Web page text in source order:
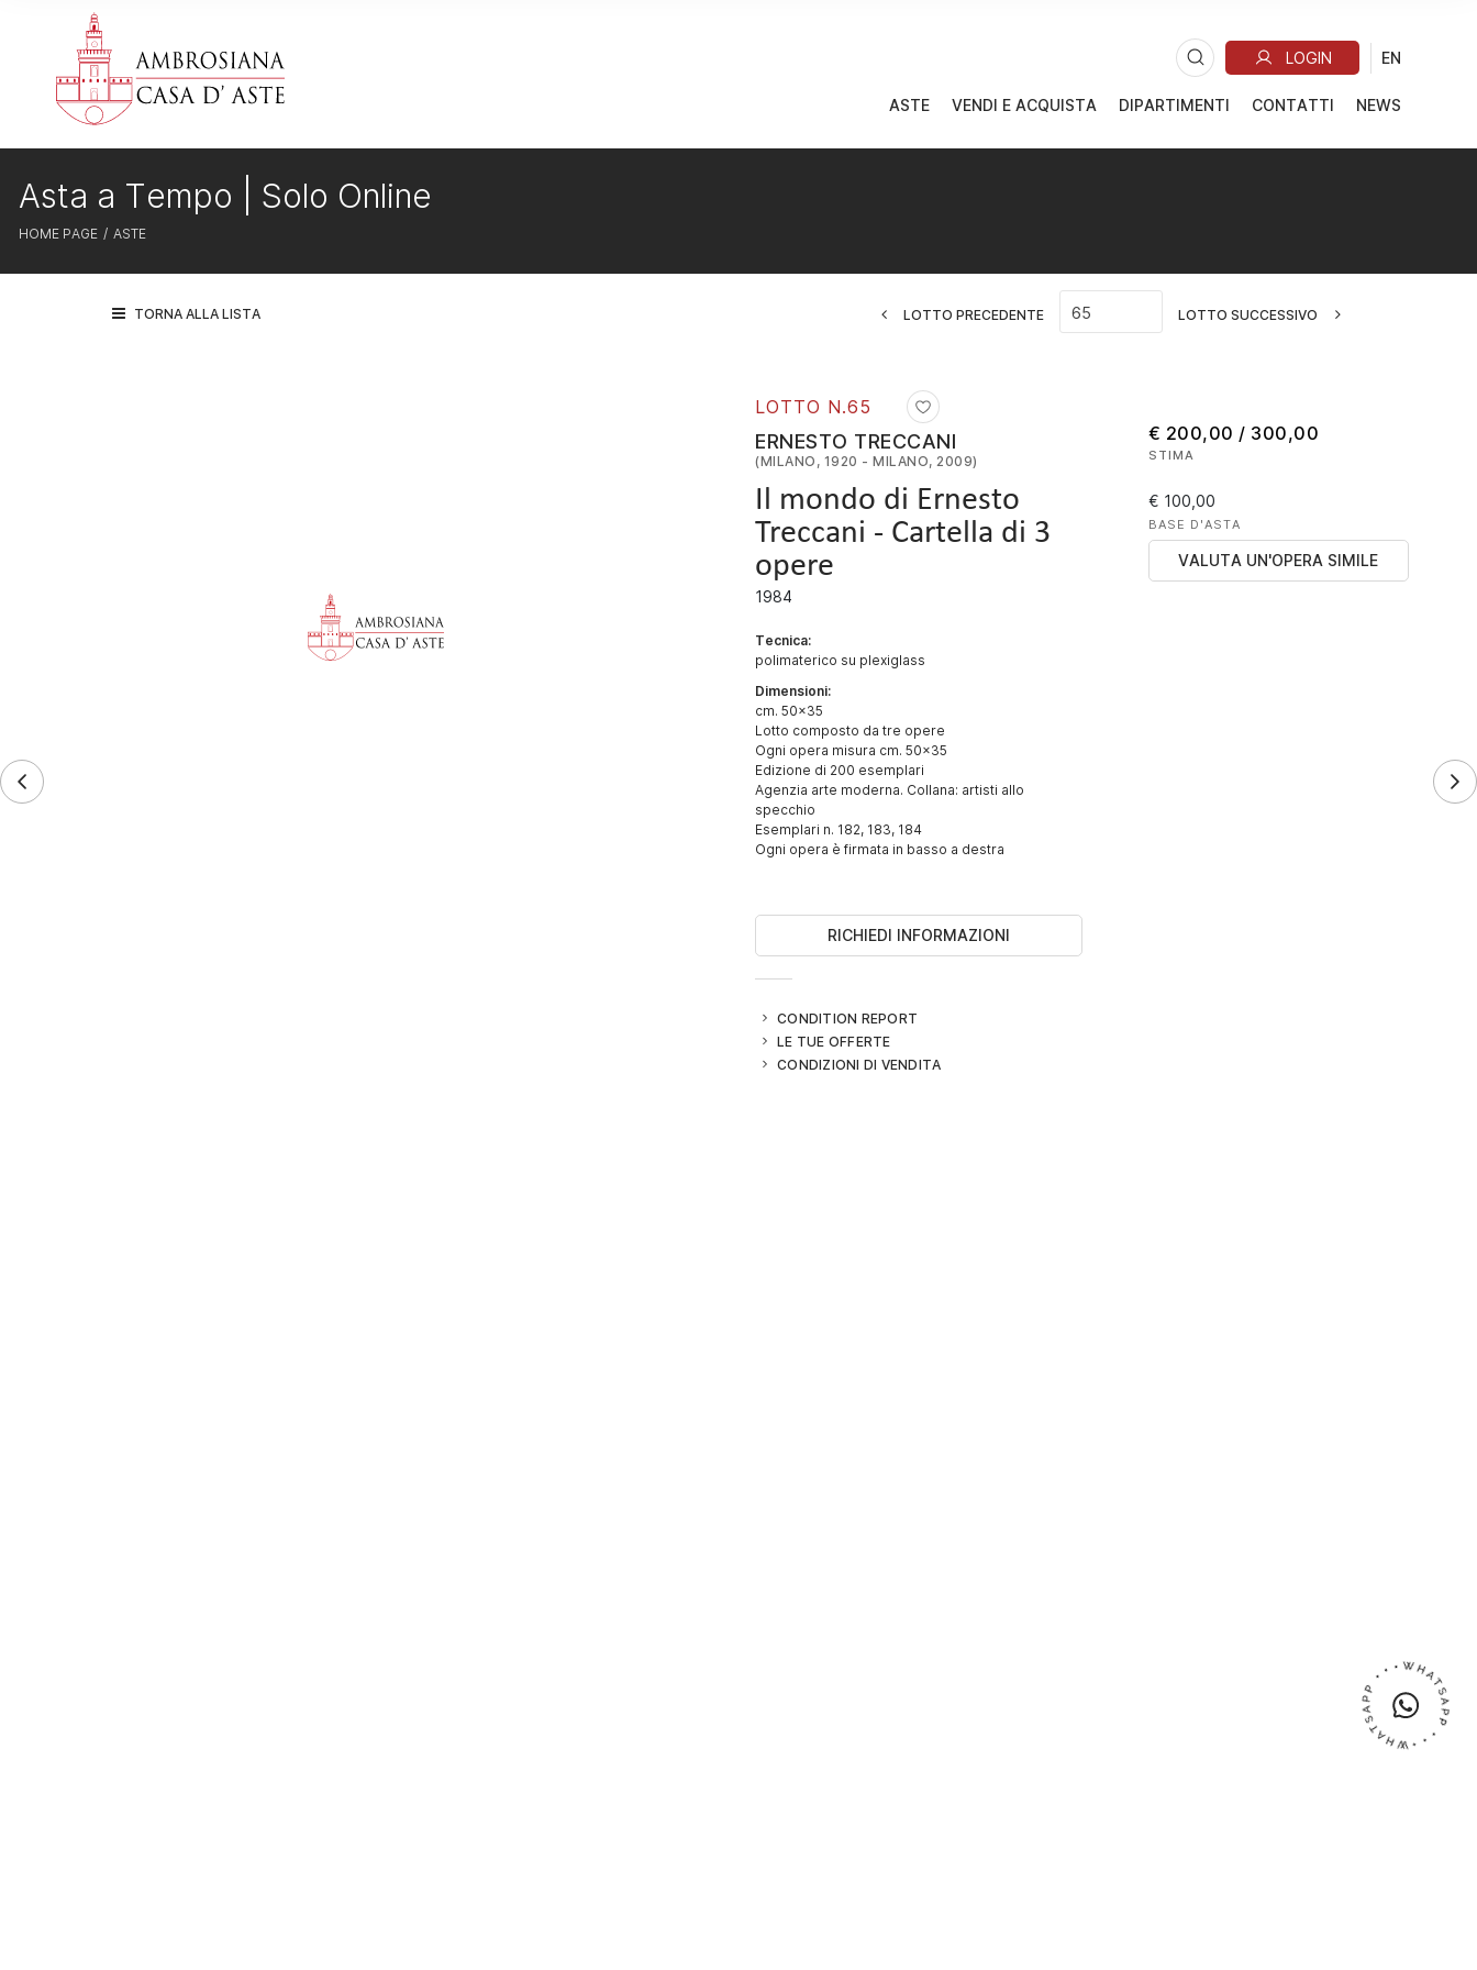
ASTE VENDI E ACQUISTA DIPARTIMENTI CONTATTI NEWS
HOME PAGE ASTE
Asta a Tempo | Solo Online
TORNA ALLA LISTA LOTTO PRECEDENTE LOTTO SUCCESSIVO
LOTTO N.65
ERNESTO TRECCANI
(MILANO, 1920 - MILANO, 2009)
Il mondo di Ernesto
Treccani - Cartella di 3
opere
1984
Tecnica:
polimaterico su plexiglass
Dimensioni:
cm. 50x35
Lotto composto da tre opere
Ogni opera misura cm. 50x35
Edizione di 200 esemplari
Agenzia arte moderna. Collana: artisti allo
specchio
Esemplari n. 182, 183, 184
Ogni opera è firmata in basso a destra
RICHIEDI INFORMAZIONI
CONDITION REPORT
LE TUE OFFERTE
CONDIZIONI DI VENDITA
€ 200,00 / 300,00
STIMA
€ 100,00
BASE D'ASTA
VALUTA UN'OPERA SIMILE